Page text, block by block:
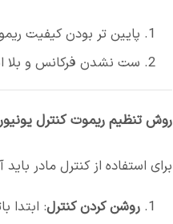
پایین تر بودن کیفیت
ست نشدن فرکانس و بلا
روش تنظیم ریموت کنترل
برای استفاده از کنترل مادر
روشن کردن کنترل: ابتدا